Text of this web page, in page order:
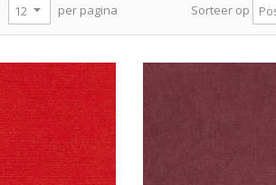
Sorteer op
per pagina